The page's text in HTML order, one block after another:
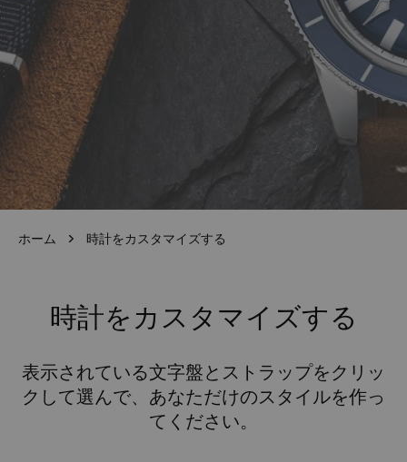
ホーム 時計をカスタマイズする
時計をカスタマイズする
表示されている文字盤とストラップをクリッ
クして選んで、あなただけのスタイルを作っ
てください。